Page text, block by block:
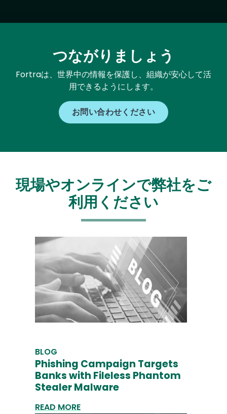
つながりましょう
Fortraは、世界中の情報を保護し、組織が安心して活
用できるようにします。
お問い合わせください
現場やオンラインで弊社をご
利用ください
BLOG
Phishing Campaign Targets
Banks with Fileless Phantom
Stealer Malware
READ MORE